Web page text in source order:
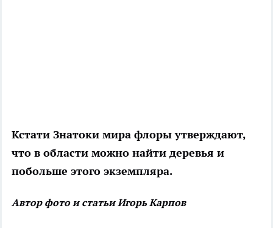
Кстати Знатоки мира флоры утверждают,
что в области можно найти деревья и
побольше этого экземпляра.
Автор фото и статьи Игорь Карпов